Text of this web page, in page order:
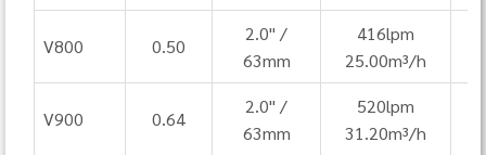
V800 0.50
2.0" /
63mm
416lpm
25.00m³/h
V900 0.64
2.0" /
63mm
520lpm
31.20m³/h